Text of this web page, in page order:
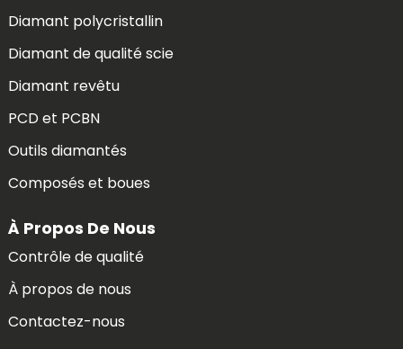
Diamant polycristallin
Diamant de qualité scie
Diamant revêtu
PCD et PCBN
Outils diamantés
Composés et boues
À Propos De Nous
Contrôle de qualité
À propos de nous
Contactez-nous